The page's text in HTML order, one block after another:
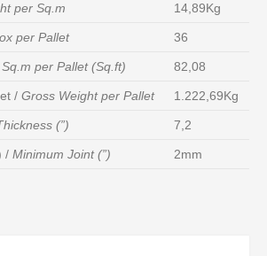
per Sq.m 14,89Kg
per Pallet 36
Sq.m per Pallet (Sq.ft) 82,08
/ Gross Weight per Pallet 1.222,69Kg
(”) 7,2
/ Minimum Joint (”) 2mm